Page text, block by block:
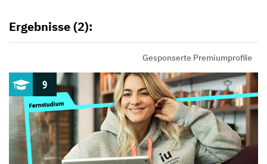
Ergebnisse (2):
Gesponserte Premiumprofile
9